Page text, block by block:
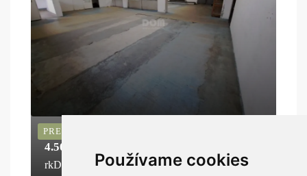
Používame cookies
PRENÁJOM
4.50€
rkDOM | Prenájom skladového priestoru